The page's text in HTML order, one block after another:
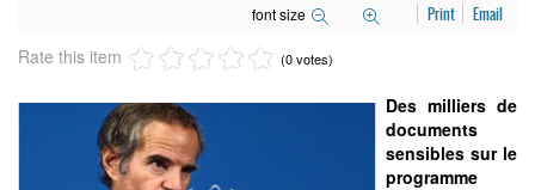
font size Print Email
Rate this item (0 votes)
Des milliers de
documents
sensibles sur le
programme